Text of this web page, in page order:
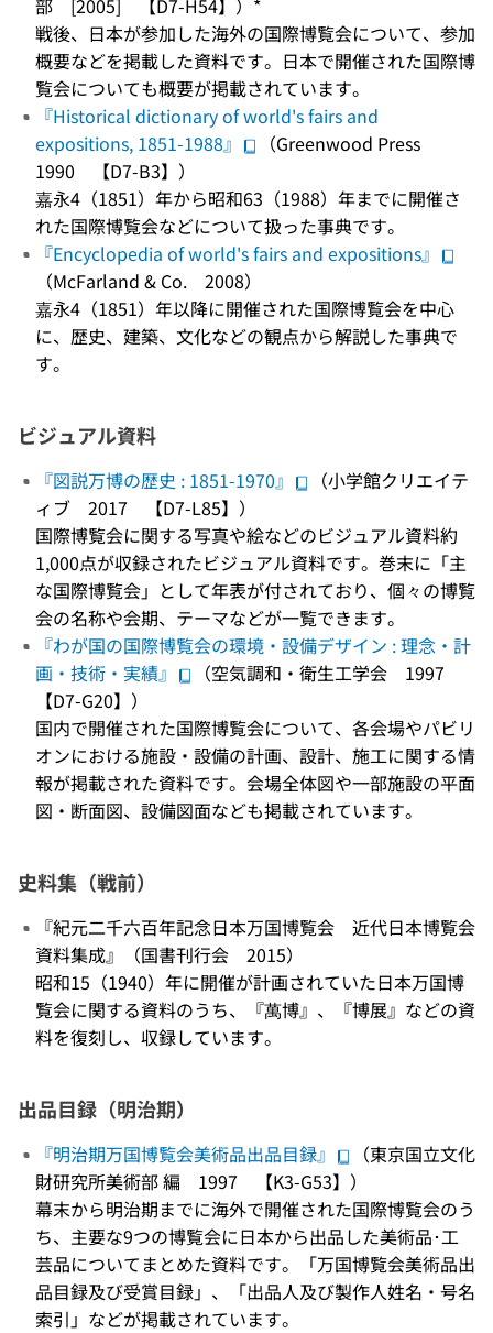
部 [2005] 【D7-H54】）*
戦後、日本が参加した海外の国際博覧会について、参加
概要などを掲載した資料です。日本で開催された国際博
覧会についても概要が掲載されています。
『Historical dictionary of world's fairs and
expositions, 1851-1988』
（Greenwood Press
1990 【D7-B3】）
嘉永4（1851）年から昭和63（1988）年までに開催さ
れた国際博覧会などについて扱った事典です。
『Encyclopedia of world's fairs and expositions』
（McFarland & Co. 2008）
嘉永4（1851）年以降に開催された国際博覧会を中心
に、歴史、建築、文化などの観点から解説した事典で
す。
ビジュアル資料
『図説万博の歴史 : 1851-1970』
（小学館クリエイテ
ィブ 2017 【D7-L85】）
国際博覧会に関する写真や絵などのビジュアル資料約
1,000点が収録されたビジュアル資料です。巻末に「主
な国際博覧会」として年表が付されており、個々の博覧
会の名称や会期、テーマなどが一覧できます。
『わが国の国際博覧会の環境・設備デザイン : 理念・計
画・技術・実績』
（空気調和・衛生工学会 1997
【D7-G20】）
国内で開催された国際博覧会について、各会場やパビリ
オンにおける施設・設備の計画、設計、施工に関する情
報が掲載された資料です。会場全体図や一部施設の平面
図・断面図、設備図面なども掲載されています。
史料集（戦前）
『紀元二千六百年記念日本万国博覧会 近代日本博覧会
資料集成』（国書刊行会 2015）
昭和15（1940）年に開催が計画されていた日本万国博
覧会に関する資料のうち、『萬博』、『博展』などの資
料を復刻し、収録しています。
出品目録（明治期）
『明治期万国博覧会美術品出品目録』
（東京国立文化
財研究所美術部 編 1997 【K3-G53】）
幕末から明治期までに海外で開催された国際博覧会のう
ち、主要な9つの博覧会に日本から出品した美術品･工
芸品についてまとめた資料です。「万国博覧会美術品出
品目録及び受賞目録」、「出品人及び製作人姓名・号名
索引」などが掲載されています。